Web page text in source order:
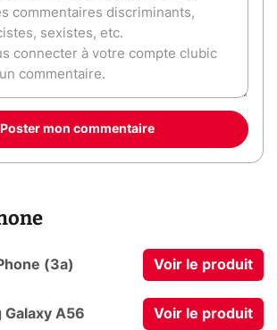
Poster mon commentaire
(3a) Voir le produit
Galaxy A56 Voir le produit